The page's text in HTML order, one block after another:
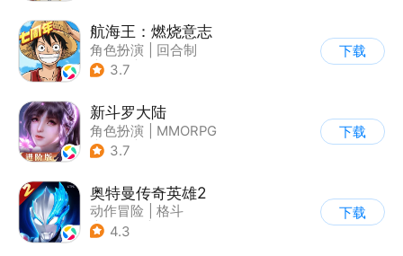
航海王：燃烧意志
角色扮演
回合制
| 奇幻
3.7
下载
新斗罗大陆
角色扮演
MMORPG
| 奇幻
3.7
下载
奥特曼传奇英雄2
动作冒险
格斗
| 奥特曼
4.3
下载